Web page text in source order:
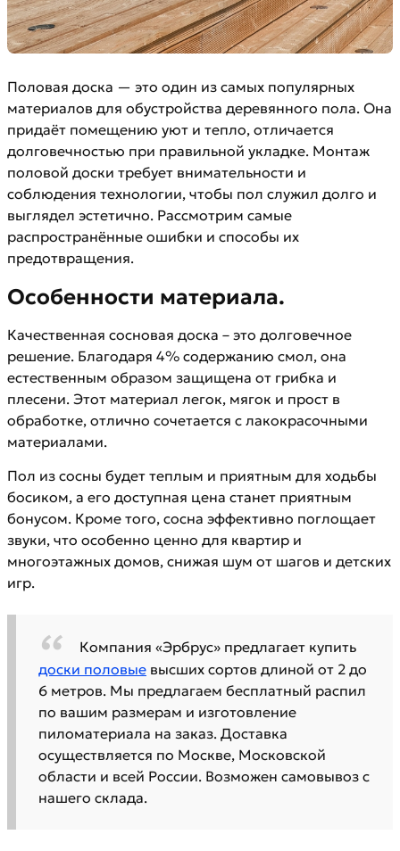
Половая доска — это один из самых популярных
материалов для обустройства деревянного пола. Она
придаёт помещению уют и тепло, отличается
долговечностью при правильной укладке. Монтаж
половой доски требует внимательности и
соблюдения технологии, чтобы пол служил долго и
выглядел эстетично. Рассмотрим самые
распространённые ошибки и способы их
предотвращения.
Особенности материала.
Качественная сосновая доска – это долговечное
решение. Благодаря 4% содержанию смол, она
естественным образом защищена от грибка и
плесени. Этот материал легок, мягок и прост в
обработке, отлично сочетается с лакокрасочными
материалами.
Пол из сосны будет теплым и приятным для ходьбы
босиком, а его доступная цена станет приятным
бонусом. Кроме того, сосна эффективно поглощает
звуки, что особенно ценно для квартир и
многоэтажных домов, снижая шум от шагов и детских
игр.
Компания «Эрбрус» предлагает купить
доски половые высших сортов длиной от 2 до
6 метров. Мы предлагаем бесплатный распил
по вашим размерам и изготовление
пиломатериала на заказ. Доставка
осуществляется по Москве, Московской
области и всей России. Возможен самовывоз с
нашего склада.